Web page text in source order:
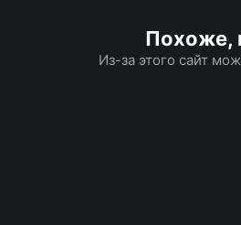
Похоже,
Из-за этого сайт